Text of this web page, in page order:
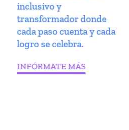
inclusivo y
transformador donde
cada paso cuenta y cada
logro se celebra.
INFÓRMATE MÁS